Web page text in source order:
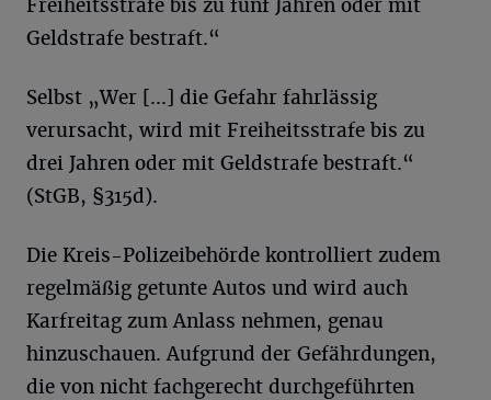
Freiheitsstrafe bis zu fünf Jahren oder mit
Geldstrafe bestraft.“
Selbst „Wer [...] die Gefahr fahrlässig
verursacht, wird mit Freiheitsstrafe bis zu
drei Jahren oder mit Geldstrafe bestraft.“
(StGB, §315d).
Die Kreis-Polizeibehörde kontrolliert zudem
regelmäßig getunte Autos und wird auch
Karfreitag zum Anlass nehmen, genau
hinzuschauen. Aufgrund der Gefährdungen,
die von nicht fachgerecht durchgeführten